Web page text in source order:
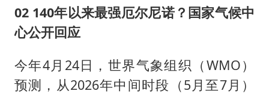
02 140年以来最强厄尔尼诺？国家气候中
心公开回应
今年4月24日，世界气象组织（WMO）
预测，从2026年中间时段（5月至7月）